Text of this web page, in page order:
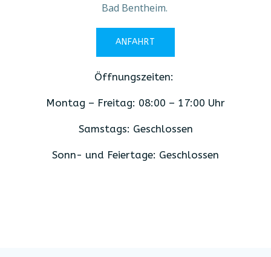
Bad Bentheim.
ANFAHRT
Öffnungszeiten:
Montag – Freitag: 08:00 – 17:00 Uhr
Samstags: Geschlossen
Sonn- und Feiertage: Geschlossen